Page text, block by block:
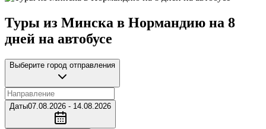
Туры из Минска в Нормандию на 8
дней на автобусе
Выберите город отправления
Даты07.08.2026 - 14.08.2026